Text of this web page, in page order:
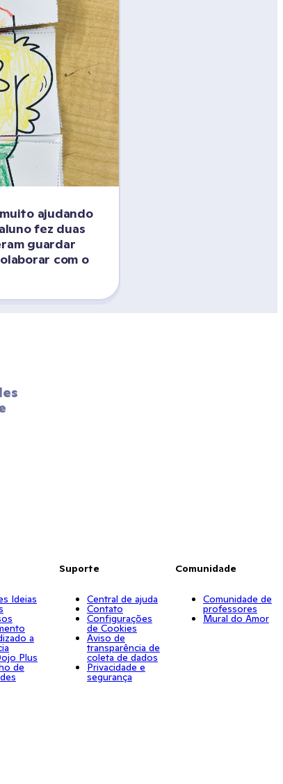
ajudando
fez duas
guardar
com o
Ideias
a
Plus
de
Suporte
Central de ajuda
Contato
Configurações
de Cookies
Aviso de
transparência de
coleta de dados
Privacidade e
segurança
Comunidade
Comunidade de
professores
Mural do Amor